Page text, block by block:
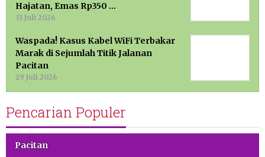
Hajatan, Emas Rp350 …
31 Juli 2026
Waspada! Kasus Kabel WiFi Terbakar
Marak di Sejumlah Titik Jalanan
Pacitan
29 Juli 2026
Pencarian Populer
Pacitan